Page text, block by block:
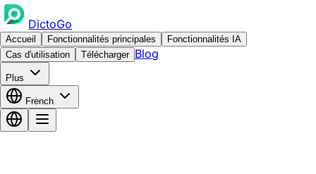
DictoGo
Accueil Fonctionnalités principales
Fonctionnalités IA
Cas d'utilisation
Télécharger Blog
Plus
French